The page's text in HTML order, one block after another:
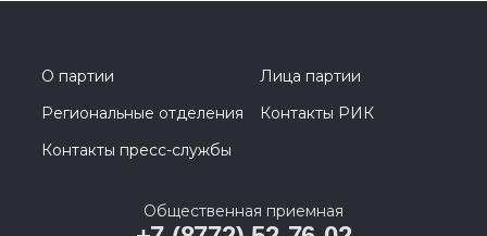
О партии
Лица партии
Региональные отделения
Контакты РИК
Контакты пресс-службы
Общественная приемная